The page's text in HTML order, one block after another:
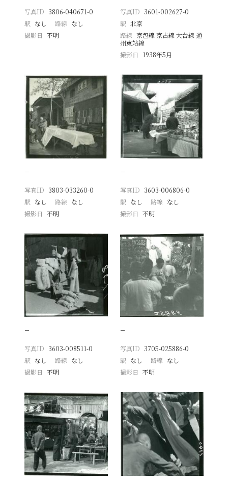
写真ID 3806-040671-0
駅 なし 路線 なし
撮影日
不明
写真ID 3601-002627-0
駅 北京
路線 京包線 京古線 大台線 通
州東站線
撮影日
1938年5月
−
写真ID 3803-033260-0
駅 なし 路線 なし
撮影日
不明
−
写真ID 3603-006806-0
駅 なし 路線 なし
撮影日 不明
−
写真ID 3603-008511-0
駅 なし 路線 なし
撮影日
不明
−
写真ID 3705-025886-0
駅 なし 路線 なし
撮影日 不明